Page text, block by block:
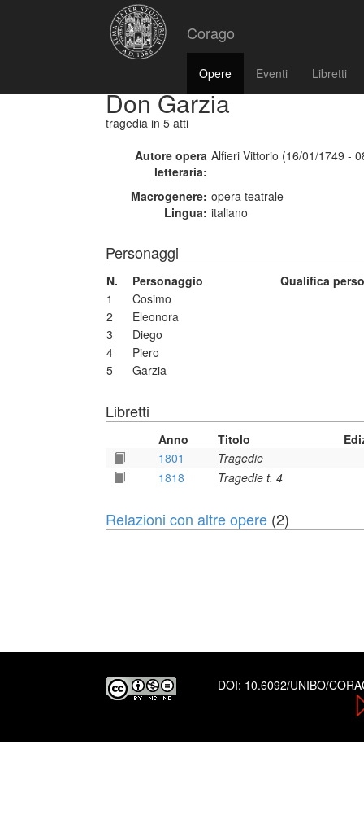
Corago
Opere Eventi Libretti
Don Garzia
tragedia in 5 atti
Autore opera
letteraria:
Alfieri Vittorio (16/01/1749 -
Macrogenere: opera teatrale
Lingua: italiano
Personaggi
N. Personaggio
Qualifica
1
Cosimo
2
Eleonora
3
Diego
4
Piero
5
Garzia
Libretti
Anno Titolo
1801
Tragedie
1818
Tragedie t. 4
Relazioni con altre opere (2)
DOI: 10.6092/UNIBO/